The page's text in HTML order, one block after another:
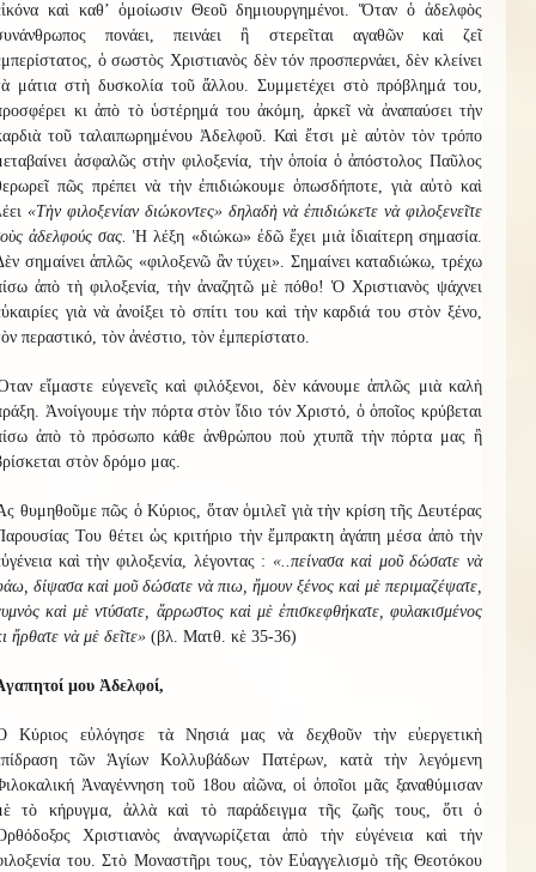
καὶ καθ’ ὁμοίωσιν Θεοῦ δημιουργημένοι. Ὅταν ὁ ἀδελφὸς
πονάει, πεινάει ἢ στερεῖται αγαθῶν καὶ ζεῖ
ὁ σωστὸς Χριστιανὸς δὲν τόν προσπερνάει, δὲν κλείνει
μάτια στὴ δυσκολία τοῦ ἄλλου. Συμμετέχει στὸ πρόβλημά του,
κι ἀπὸ τὸ ὑστέρημά του ἀκόμη, ἀρκεῖ νὰ ἀναπαύσει τὴν
τοῦ ταλαιπωρημένου Ἀδελφοῦ. Καὶ ἔτσι μὲ αὐτὸν τὸν τρόπο
ἀσφαλῶς στὴν φιλοξενία, τὴν ὁποία ὁ ἀπόστολος Παῦλος
πῶς πρέπει νὰ τὴν ἐπιδιώκουμε ὁπωσδήποτε, γιὰ αὐτὸ καὶ
«Τὴν φιλοξενίαν διώκοντες» δηλαδὴ νὰ ἐπιδιώκετε νὰ φιλοξενεῖτε
ἀδελφούς σας. Ἡ λέξη «διώκω» ἐδῶ ἔχει μιὰ ἰδιαίτερη σημασία.
σημαίνει ἁπλῶς «φιλοξενῶ ἂν τύχει». Σημαίνει καταδιώκω, τρέχω
ἀπὸ τὴ φιλοξενία, τὴν ἀναζητῶ μὲ πόθο! Ὁ Χριστιανὸς ψάχνει
γιὰ νὰ ἀνοίξει τὸ σπίτι του καὶ τὴν καρδιά του στὸν ξένο,
περαστικό, τὸν ἀνέστιο, τὸν ἐμπερίστατο.
εἴμαστε εὐγενεῖς καὶ φιλόξενοι, δὲν κάνουμε ἁπλῶς μιὰ καλὴ
Ἀνοίγουμε τὴν πόρτα στὸν ἴδιο τόν Χριστό, ὁ ὁποῖος κρύβεται
ἀπὸ τὸ πρόσωπο κάθε ἀνθρώπου ποὺ χτυπᾶ τὴν πόρτα μας ἢ
στὸν δρόμο μας.
θυμηθοῦμε πῶς ὁ Κύριος, ὅταν ὁμιλεῖ γιὰ τὴν κρίση τῆς Δευτέρας
Του θέτει ὡς κριτήριο τὴν ἔμπρακτη ἀγάπη μέσα ἀπὸ τὴν
καὶ τὴν φιλοξενία, λέγοντας :«..πείνασα καὶ μοῦ δώσατε νὰ
δίψασα καὶ μοῦ δώσατε νὰ πιω, ἤμουν ξένος καὶ μὲ περιμαζέψατε,
καὶ μὲ ντύσατε, ἄρρωστος καὶ μὲ ἐπισκεφθήκατε, φυλακισμένος
ἤρθατε νὰ μὲ δεῖτε» (βλ. Ματθ. κὲ 35-36)
μου Ἀδελφοί,
Κύριος εὐλόγησε τὰ Νησιά μας νὰ δεχθοῦν τὴν εὐεργετικὴ
τῶν Ἁγίων Κολλυβάδων Πατέρων, κατὰ τὴν λεγόμενη
Ἀναγέννηση τοῦ 18ου αἰῶνα, οἱ ὁποῖοι μᾶς ξαναθύμισαν
τὸ κήρυγμα, ἀλλὰ καὶ τὸ παράδειγμα τῆς ζωῆς τους, ὅτι ὁ
Χριστιανὸς ἀναγνωρίζεται ἀπὸ τὴν εὐγένεια καὶ τὴν
του. Στὸ Μοναστῆρι τους, τὸν Εὐαγγελισμὸ τῆς Θεοτόκου